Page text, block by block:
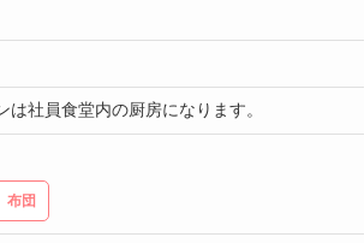
社員食堂内の厨房になります。
布団